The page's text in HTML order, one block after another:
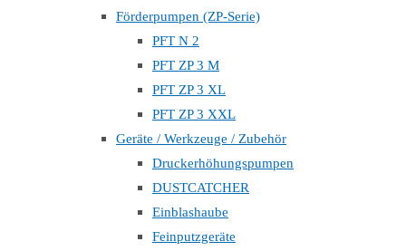
Förderpumpen (ZP-Serie)
PFT N 2
PFT ZP 3 M
PFT ZP 3 XL
PFT ZP 3 XXL
Geräte / Werkzeuge / Zubehör
Druckerhöhungspumpen
DUSTCATCHER
Einblashaube
Feinputzgeräte